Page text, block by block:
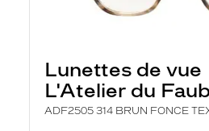
Lunettes de vue
L'Atelier du
ADF2505 314 BRUN FONCE